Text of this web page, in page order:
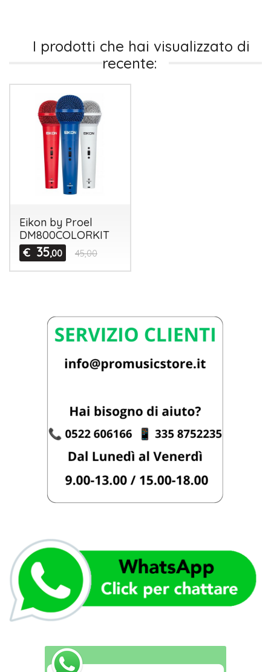
I prodotti che hai visualizzato di
recente:
Eikon by Proel
DM800COLORKIT
€ 35,00 45,00